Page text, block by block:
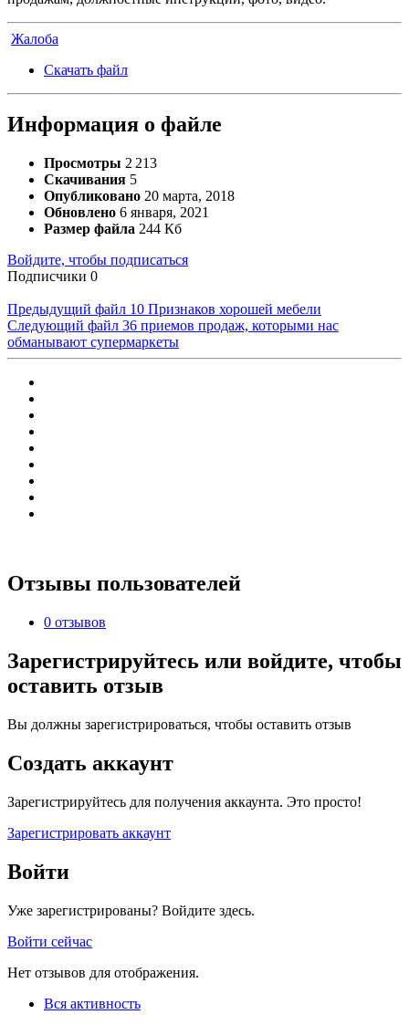
Жалоба
Скачать файл
Информация о файле
Просмотры 2 213
Скачивания 5
Опубликовано 20 марта, 2018
Обновлено 6 января, 2021
Размер файла 244 Кб
Войдите, чтобы подписаться
Подписчики 0
Предыдущий файл 10 Признаков хорошей мебели
Следующий файл 36 приемов продаж, которыми нас
обманывают супермаркеты
Отзывы пользователей
0 отзывов
Зарегистрируйтесь или войдите, чтобы
оставить отзыв
Вы должны зарегистрироваться, чтобы оставить отзыв
Создать аккаунт
Зарегистрируйтесь для получения аккаунта. Это просто!
Зарегистрировать аккаунт
Войти
Уже зарегистрированы? Войдите здесь.
Войти сейчас
Нет отзывов для отображения.
Вся активность